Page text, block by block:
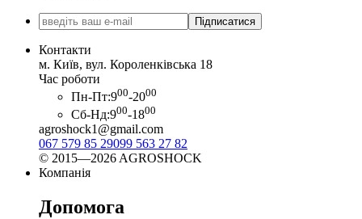
Підписатися
Контакти
м. Київ, вул. Короленківська 18
Час роботи
Пн-Пт:900-2000
Сб-Нд:900-1800
agroshock1@gmail.com
067 579 85 29099 563 27 82
© 2015—2026 AGROSHOCK
Компанія
Допомога